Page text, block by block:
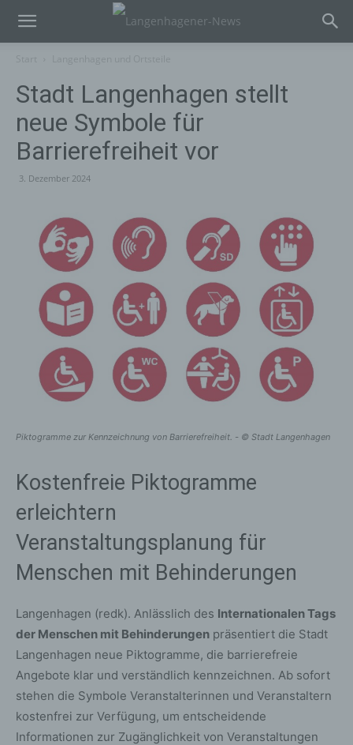
Stadt Langenhagen stellt
neue Symbole für
Barrierefreiheit vor
3. Dezember 2024
Piktogramme zur Kennzeichnung von Barrierefreiheit. - © Stadt Langenhagen
Kostenfreie Piktogramme
erleichtern
Veranstaltungsplanung für
Menschen mit Behinderungen
Langenhagen (redk). Anlässlich des Internationalen Tags
der Menschen mit Behinderungen präsentiert die Stadt
Langenhagen neue Piktogramme, die barrierefreie
Angebote klar und verständlich kennzeichnen. Ab sofort
stehen die Symbole Veranstalterinnen und Veranstaltern
kostenfrei zur Verfügung, um entscheidende
Informationen zur Zugänglichkeit von Veranstaltungen